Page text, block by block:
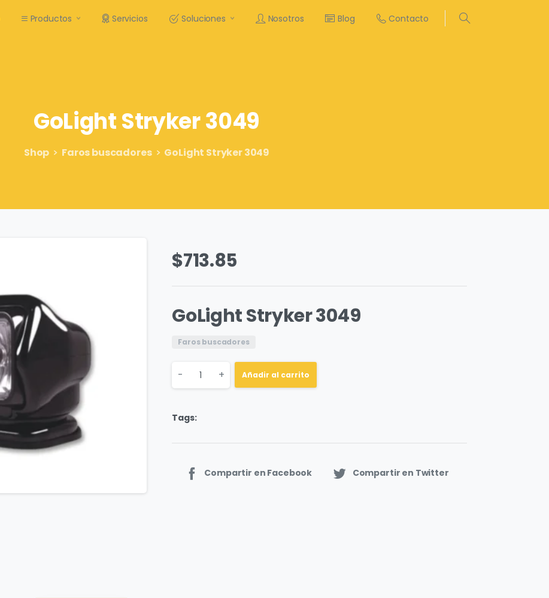
Productos Servicios Soluciones Nosotros Blog Contacto
Search
GoLightStryker3049
Shop Faros buscadores GoLight Stryker 3049
$713.85
GoLight Stryker 3049
Faros buscadores
Quantity
- + Añadir al carrito
Tags:
Compartir en Facebook Compartir en Twitter